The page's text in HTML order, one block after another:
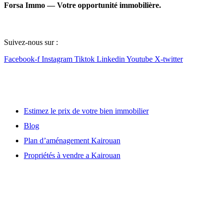
Forsa Immo — Votre opportunité immobilière.
Suivez-nous sur :
Facebook-f Instagram Tiktok Linkedin Youtube X-twitter
Estimez le prix de votre bien immobilier
Blog
Plan d’aménagement Kairouan
Propriétés à vendre a Kairouan